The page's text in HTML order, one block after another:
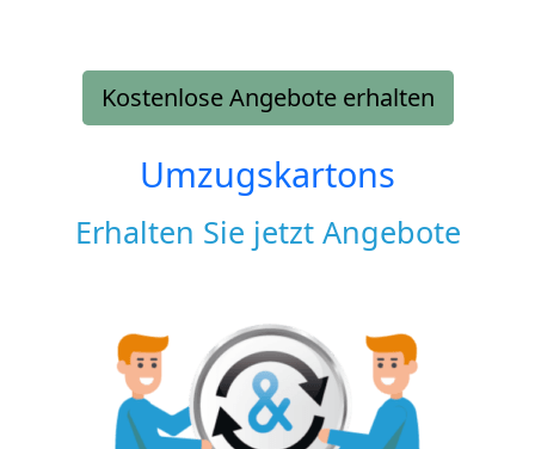
Kostenlose Angebote erhalten
Umzugskartons
Erhalten Sie jetzt Angebote